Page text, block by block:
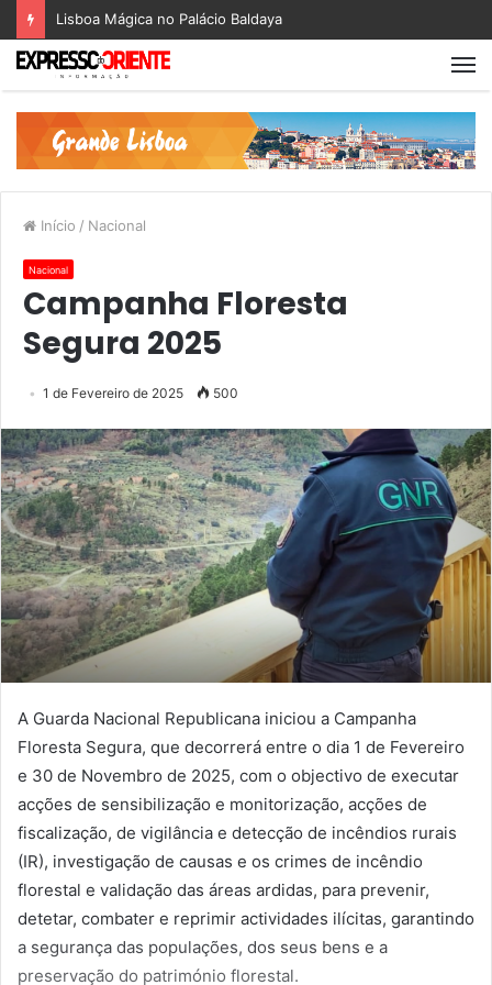
Lisboa Mágica no Palácio Baldaya
Início / Nacional
Nacional
Campanha Floresta
Segura 2025
1 de Fevereiro de 2025 500
A Guarda Nacional Republicana iniciou a Campanha
Floresta Segura, que decorrerá entre o dia 1 de Fevereiro
e 30 de Novembro de 2025, com o objectivo de executar
acções de sensibilização e monitorização, acções de
fiscalização, de vigilância e detecção de incêndios rurais
(IR), investigação de causas e os crimes de incêndio
florestal e validação das áreas ardidas, para prevenir,
detetar, combater e reprimir actividades ilícitas, garantindo
a segurança das populações, dos seus bens e a
preservação do património florestal.